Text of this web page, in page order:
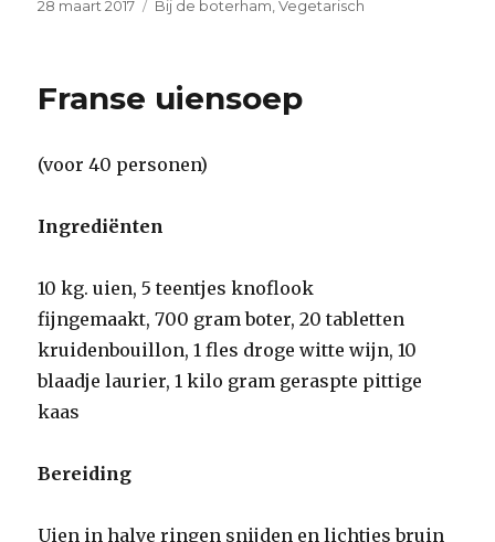
Geplaatst
28 maart 2017 Categorieën
Bij de boterham,Vegetarisch
Franse uiensoep
(voor 40 personen)
Ingrediënten
10 kg. uien, 5 teentjes knoflook
fijngemaakt, 700 gram boter, 20 tabletten
kruidenbouillon, 1 fles droge witte wijn, 10
blaadje laurier, 1 kilo gram geraspte pittige
kaas
Bereiding
Uien in halve ringen snijden en lichtjes bruin